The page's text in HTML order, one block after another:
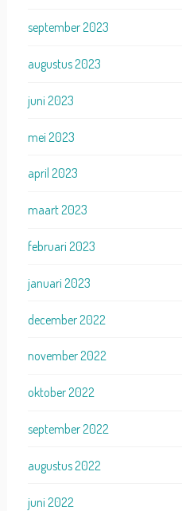
september 2023
augustus 2023
juni 2023
mei 2023
april 2023
maart 2023
februari 2023
januari 2023
december 2022
november 2022
oktober 2022
september 2022
augustus 2022
juni 2022